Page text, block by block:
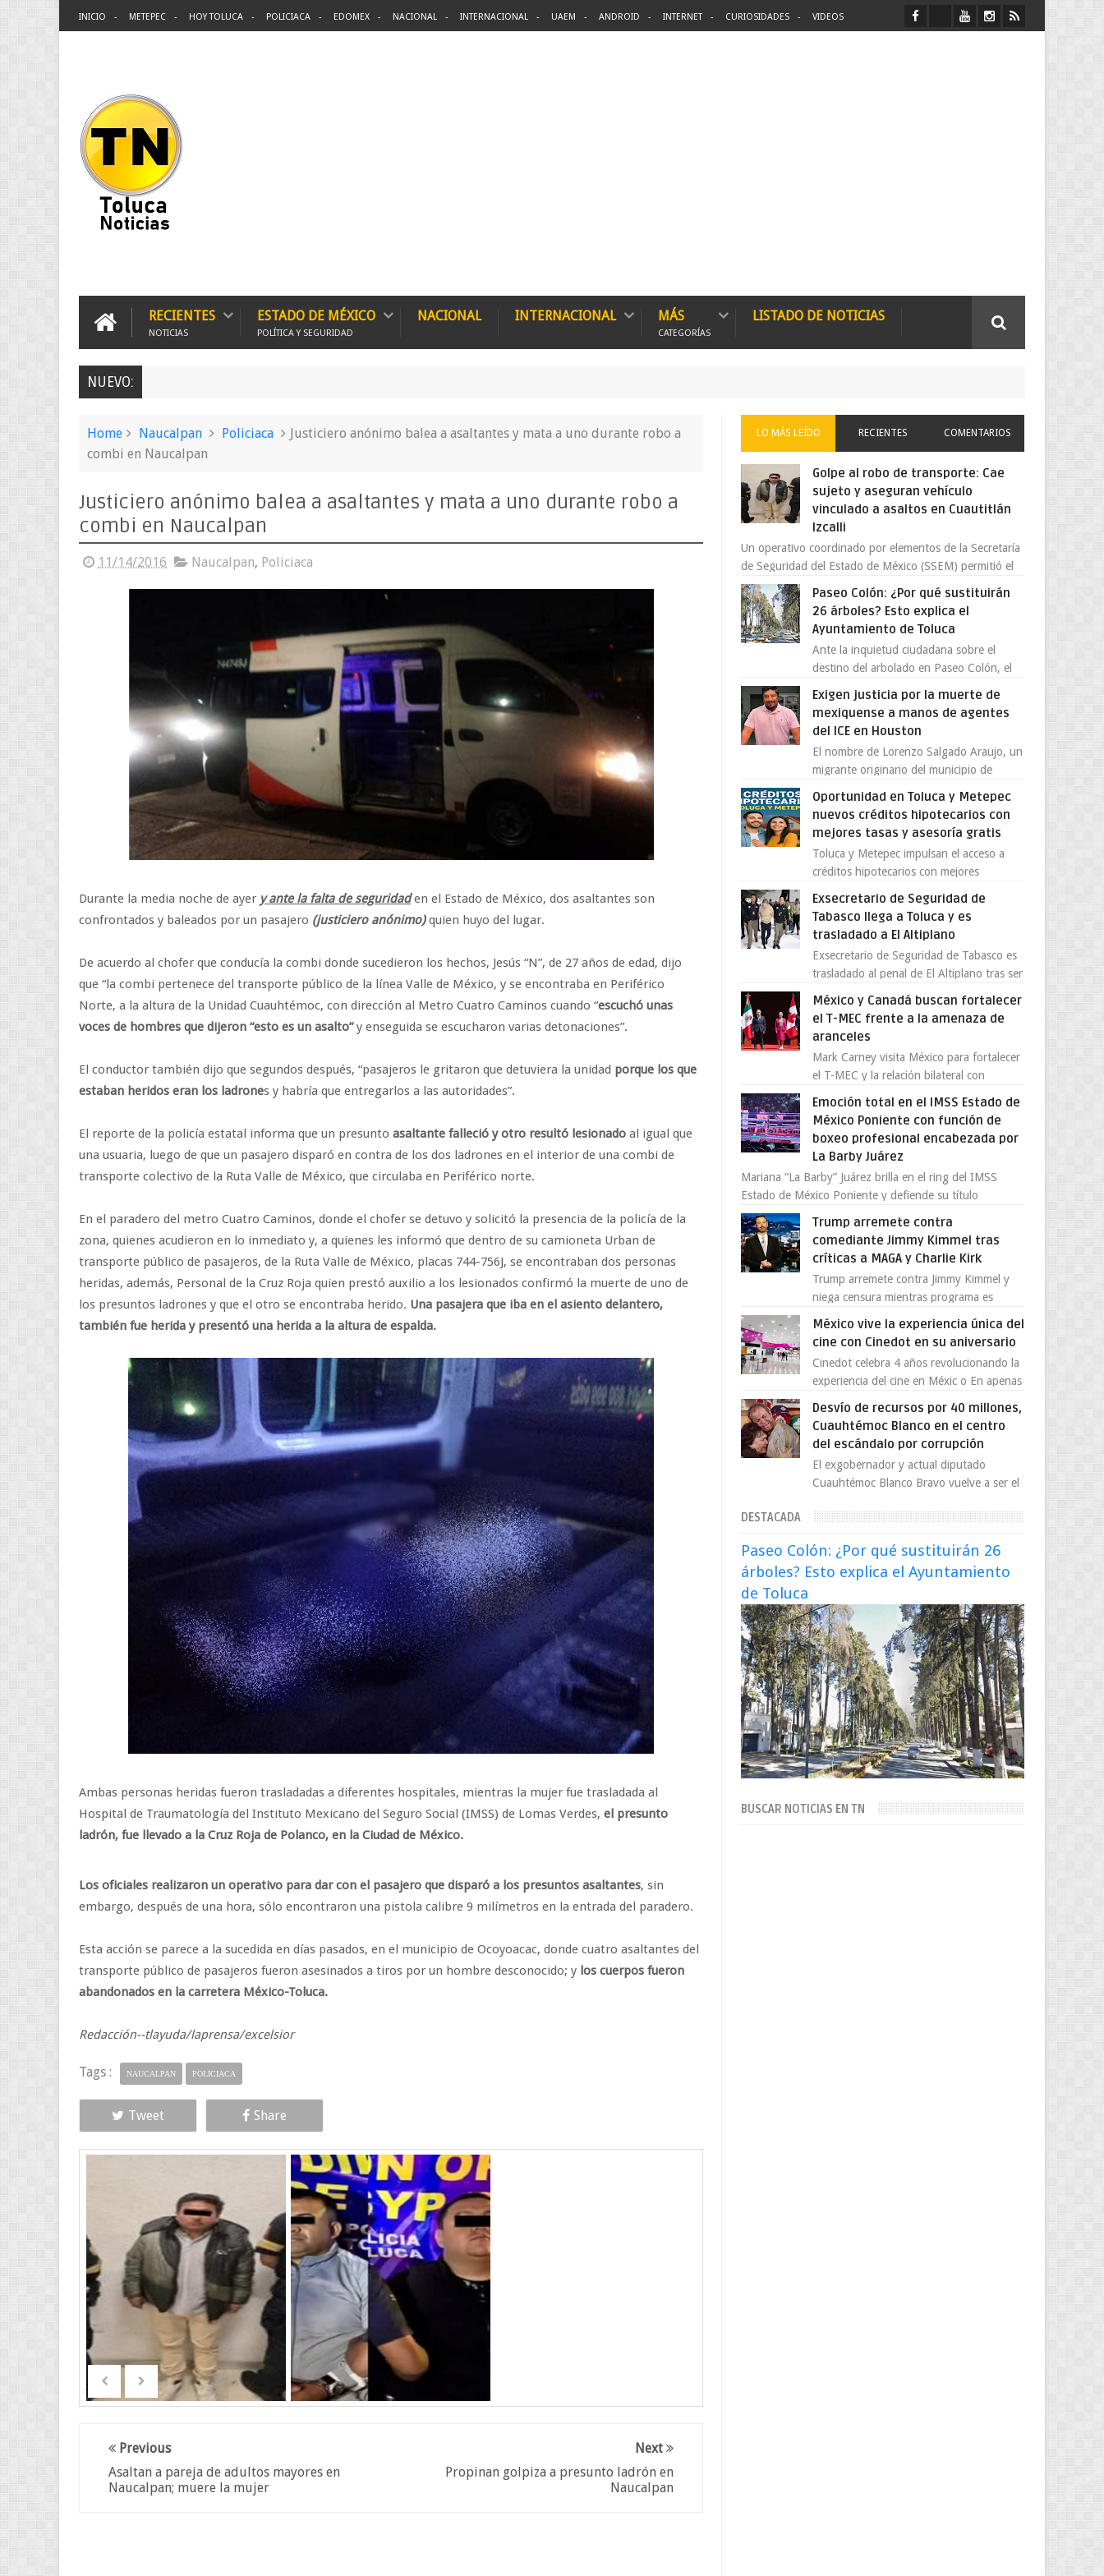
INICIO METEPEC HOY TOLUCA POLICIACA EDOMEX NACIONAL INTERNACIONAL UAEM ANDROID INTERNET CURIOSIDADES VIDEOS
RECIENTES
NOTICIAS
ESTADO DE MÉXICO
POLÍTICA Y SEGURIDAD
NACIONAL INTERNACIONAL MÁS
CATEGORÍAS
LISTADO DE NOTICIAS
NUEVO:
Home Naucalpan Policiaca
Justiciero anónimo balea a asaltantes y mata a uno durante robo a
combi en Naucalpan
Justiciero anónimo balea a asaltantes y mata a uno durante robo a
combi en Naucalpan
11/14/2016 Naucalpan, Policiaca
Durante la media noche de ayer y ante la falta de seguridaden el Estado de México, dos asaltantes son
confrontados y baleados por un pasajero (justiciero anónimo)quien huyo del lugar.
De acuerdo al chofer que conducía la combi donde sucedieron los hechos, Jesús “N”, de 27 años de edad, dijo
que “la combi pertenece del transporte público de la línea Valle de México, y se encontraba en Periférico
Norte, a la altura de la Unidad Cuauhtémoc, con dirección al Metro Cuatro Caminos cuando “escuchó unas
voces de hombres que dijeron “esto es un asalto”y enseguida se escucharon varias detonaciones”.
El conductor también dijo que segundos después, “pasajeros le gritaron que detuviera la unidad porque los que
estaban heridos eran los ladrones y habría que entregarlos a las autoridades”.
El reporte de la policía estatal informa que un presunto asaltante falleció y otro resultó lesionado al igual que
una usuaria, luego de que un pasajero disparó en contra de los dos ladrones en el interior de una combi de
transporte colectivo de la Ruta Valle de México, que circulaba en Periférico norte.
En el paradero del metro Cuatro Caminos, donde el chofer se detuvo y solicitó la presencia de la policía de la
zona, quienes acudieron en lo inmediato y, a quienes les informó que dentro de su camioneta Urban de
transporte público de pasajeros, de la Ruta Valle de México, placas 744-756J, se encontraban dos personas
heridas, además, Personal de la Cruz Roja quien prestó auxilio a los lesionados confirmó la muerte de uno de
los presuntos ladrones y que el otro se encontraba herido. Una pasajera que iba en el asiento delantero,
también fue herida y presentó una herida a la altura de espalda.
Ambas personas heridas fueron trasladadas a diferentes hospitales, mientras la mujer fue trasladada al
Hospital de Traumatología del Instituto Mexicano del Seguro Social (IMSS) de Lomas Verdes, el presunto
ladrón, fue llevado a la Cruz Roja de Polanco, en la Ciudad de México.
Los oficiales realizaron un operativo para dar con el pasajero que disparó a los presuntos asaltantes, sin
embargo, después de una hora, sólo encontraron una pistola calibre 9 milímetros en la entrada del paradero.
Esta acción se parece a la sucedida en días pasados, en el municipio de Ocoyoacac, donde cuatro asaltantes del
transporte público de pasajeros fueron asesinados a tiros por un hombre desconocido; y los cuerpos fueron
abandonados en la carretera México-Toluca.
Redacción--tlayuda/laprensa/excelsior
Tags : NAUCALPAN POLICIACA
Tweet Share
Next
Propinan golpiza a presunto ladrón en
Naucalpan
Previous
Asaltan a pareja de adultos mayores en
Naucalpan; muere la mujer
LO MÁS LEÍDO RECIENTES COMENTARIOS
Golpe al robo de transporte: Cae
sujeto y aseguran vehículo
vinculado a asaltos en Cuautitlán
Izcalli
Un operativo coordinado por elementos de la Secretaría
de Seguridad del Estado de México (SSEM) permitió el
aseguramiento de un vehículo vin...
Paseo Colón: ¿Por qué sustituirán
26 árboles? Esto explica el
Ayuntamiento de Toluca
Ante la inquietud ciudadana sobre el
destino del arbolado en Paseo Colón, el
solo 26 ejemplares será...
Exigen justicia por la muerte de
mexiquense a manos de agentes
del ICE en Houston
El nombre de Lorenzo Salgado Araujo, un
migrante originario del municipio de
convertido en el centro de un...
Oportunidad en Toluca y Metepec
nuevos créditos hipotecarios con
mejores tasas y asesoría gratis
Toluca y Metepec impulsan el acceso a
créditos hipotecarios con mejores
emprendedores Con la creciente neces...
Exsecretario de Seguridad de
Tabasco llega a Toluca y es
trasladado a El Altiplano
Exsecretario de Seguridad de Tabasco es
trasladado al penal de El Altiplano tras ser
Seguridad Públi...
México y Canadá buscan fortalecer
el T-MEC frente a la amenaza de
aranceles
Mark Carney visita México para fortalecer
el T-MEC y la relación bilateral con
Emoción total en el IMSS Estado de
México Poniente con función de
boxeo profesional encabezada por
La Barby Juárez
Mariana “La Barby” Juárez brilla en el ring del IMSS
Estado de México Poniente y defiende su título
Supergallo La Unidad Deportiva Cuauhtémo...
Trump arremete contra
comediante Jimmy Kimmel tras
críticas a MAGA y Charlie Kirk
Trump arremete contra Jimmy Kimmel y
niega censura mientras programa es
programa Jimmy Kimmel Live! ...
México vive la experiencia única del
cine con Cinedot en su aniversario
Cinedot celebra 4 años revolucionando la
experiencia del cine en Méxic o En apenas
cuatro años, Cinedot ha demostrado que
Desvío de recursos por 40 millones,
Cuauhtémoc Blanco en el centro
del escándalo por corrupción
El exgobernador y actual diputado
Cuauhtémoc Blanco Bravo vuelve a ser el
enfrentando señalamientos por...
DESTACADA
Paseo Colón: ¿Por qué sustituirán 26
árboles? Esto explica el Ayuntamiento
de Toluca
BUSCAR NOTICIAS EN TN